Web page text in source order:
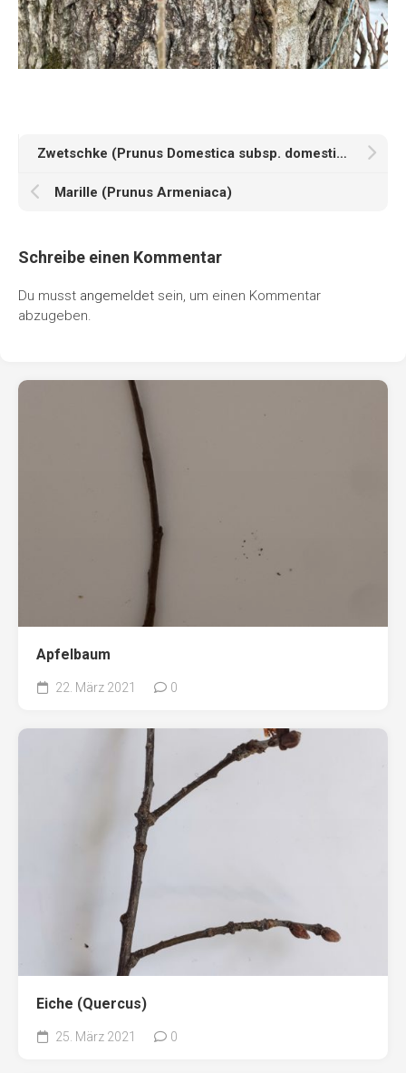
Zwetschke (Prunus Domestica subsp. domestica)
Marille (Prunus Armeniaca)
Schreibe einen Kommentar
Du musst angemeldet sein, um einen Kommentar
abzugeben.
Apfelbaum
22. März 2021 0
Eiche (Quercus)
25. März 2021 0